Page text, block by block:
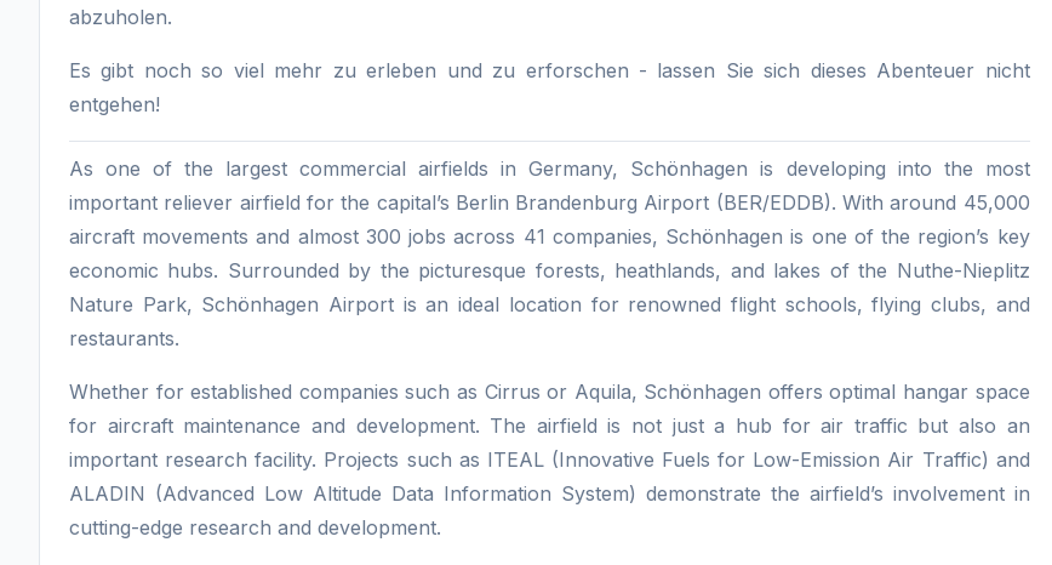
abzuholen.
Es gibt noch so viel mehr zu erleben und zu erforschen - lassen Sie sich dieses Abenteuer nicht
entgehen!
As one of the largest commercial airfields in Germany, Schönhagen is developing into the most
important reliever airfield for the capital’s Berlin Brandenburg Airport (BER/EDDB). With around 45,000
aircraft movements and almost 300 jobs across 41 companies, Schönhagen is one of the region’s key
economic hubs. Surrounded by the picturesque forests, heathlands, and lakes of the Nuthe-Nieplitz
Nature Park, Schönhagen Airport is an ideal location for renowned flight schools, flying clubs, and
restaurants.
Whether for established companies such as Cirrus or Aquila, Schönhagen offers optimal hangar space
for aircraft maintenance and development. The airfield is not just a hub for air traffic but also an
important research facility. Projects such as ITEAL (Innovative Fuels for Low-Emission Air Traffic) and
ALADIN (Advanced Low Altitude Data Information System) demonstrate the airfield’s involvement in
cutting-edge research and development.